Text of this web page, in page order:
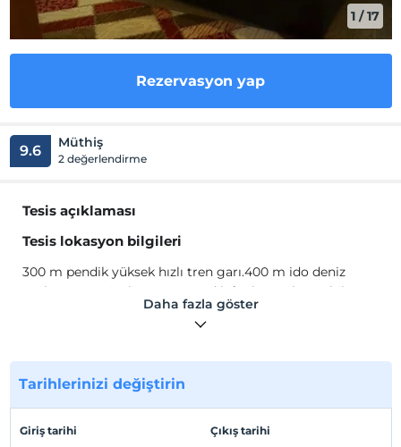
1 /17
Rezervasyon yap
9.6 Müthiş
2 değerlendirme
Tesis açıklaması
Tesis lokasyon bilgileri
300 m pendik yüksek hızlı tren garı.400 m ido deniz
otobüsü terminali. 500 m pendik feribot.10 km sabiha
gökçen hava limanı.45 km atatürk hava limanı. 13 km
viaport avm.4 km pendorya avm. 9 km maltepe park
Haritada Göster
Daha fazla göster
Tarihlerinizi değiştirin
Giriş tarihi Çıkış tarihi